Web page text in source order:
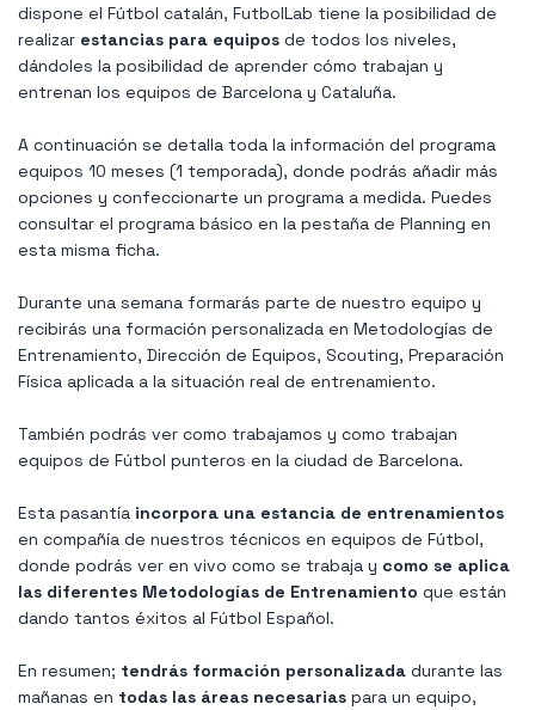
dispone el Fútbol catalán, FutbolLab tiene la posibilidad de
realizar estancias para equipos de todos los niveles,
dándoles la posibilidad de aprender cómo trabajan y
entrenan los equipos de Barcelona y Cataluña.
A continuación se detalla toda la información del programa
equipos 10 meses (1 temporada), donde podrás añadir más
opciones y confeccionarte un programa a medida. Puedes
consultar el programa básico en la pestaña de Planning en
esta misma ficha.
Durante una semana formarás parte de nuestro equipo y
recibirás una formación personalizada en Metodologías de
Entrenamiento, Dirección de Equipos, Scouting, Preparación
Física aplicada a la situación real de entrenamiento.
También podrás ver como trabajamos y como trabajan
equipos de Fútbol punteros en la ciudad de Barcelona.
Esta pasantía incorpora una estancia de entrenamientos
en compañía de nuestros técnicos en equipos de Fútbol,
donde podrás ver en vivo como se trabaja y como se aplica
las diferentes Metodologías de Entrenamiento que están
dando tantos éxitos al Fútbol Español.
En resumen; tendrás formación personalizada durante las
mañanas en todas las áreas necesarias para un equipo,